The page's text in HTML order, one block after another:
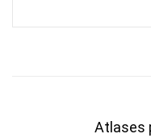
Atlases